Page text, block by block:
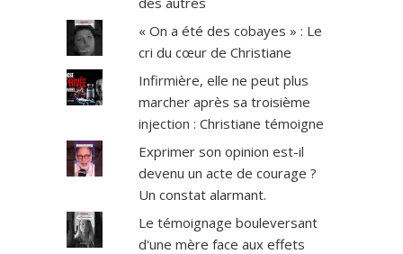
« On a été des cobayes » : Le
cri du cœur de Christiane
Infirmière, elle ne peut plus
marcher après sa troisième
injection : Christiane témoigne
Exprimer son opinion est-il
devenu un acte de courage ?
Un constat alarmant.
Le témoignage bouleversant
d'une mère face aux effets